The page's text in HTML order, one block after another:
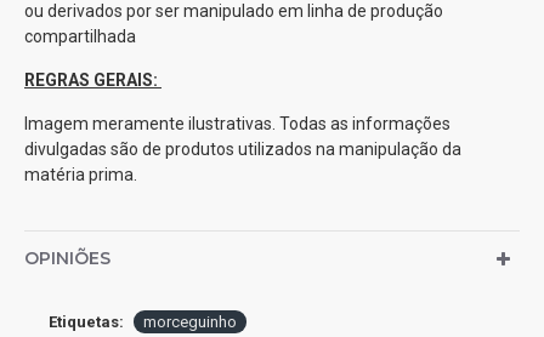
ou derivados por ser manipulado em linha de produção
compartilhada
REGRAS GERAIS:
Imagem meramente ilustrativas. Todas as informações
divulgadas são de produtos utilizados na manipulação da
matéria prima.
OPINIÕES
Etiquetas: morceguinho